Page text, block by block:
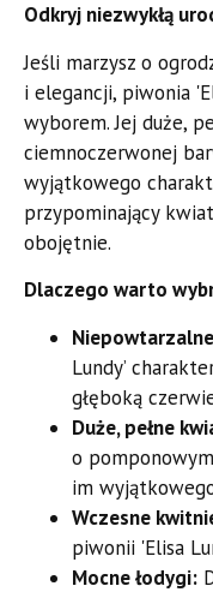
Odkryj niezwykłą
Jeśli marzysz o
i elegancji, piwonia
wyborem. Jej duże,
ciemnoczerwonej
wyjątkowego
przypominający
obojętnie.
Dlaczego warto
Lundy’
głęboką
Duże, pełne
o
im
Wczesne
piwonii 'Elisa
Mocne łodygi: